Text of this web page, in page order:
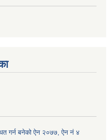
गर्न बनेको ऐन २०७७, ऐन नं ४